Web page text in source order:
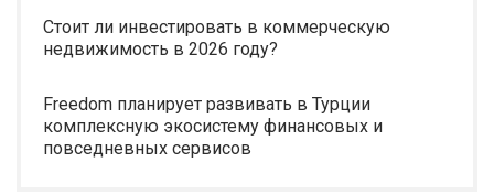
Стоит ли инвестировать в коммерческую
недвижимость в 2026 году?
Freedom планирует развивать в Турции
комплексную экосистему финансовых и
повседневных сервисов